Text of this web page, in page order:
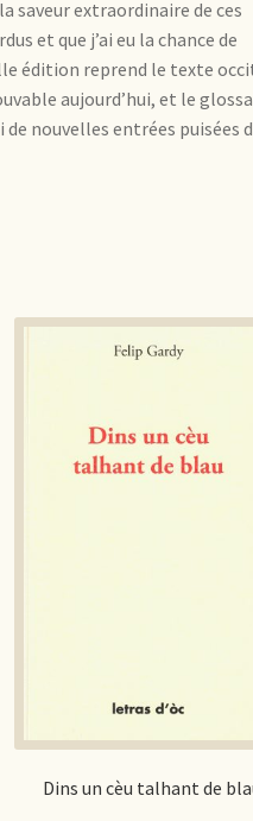
saveur extraordinaire de ces
et que j’ai eu la chance de
édition reprend le texte
aujourd’hui, et le
nouvelles entrées puisées
Dins un cèu talhant de